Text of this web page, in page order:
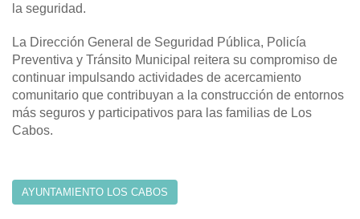
la seguridad.
La Dirección General de Seguridad Pública, Policía
Preventiva y Tránsito Municipal reitera su compromiso de
continuar impulsando actividades de acercamiento
comunitario que contribuyan a la construcción de entornos
más seguros y participativos para las familias de Los
Cabos.
AYUNTAMIENTO LOS CABOS